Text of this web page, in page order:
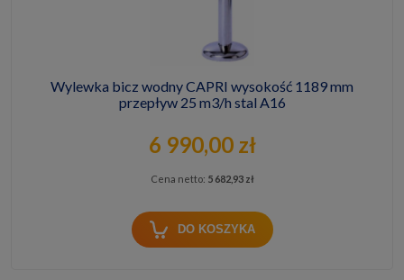
Wylewka bicz wodny CAPRI wysokość 1189 mm
przepływ 25 m3/h stal A16
6 990,00 zł
Cena netto: 5 682,93 zł
DO KOSZYKA